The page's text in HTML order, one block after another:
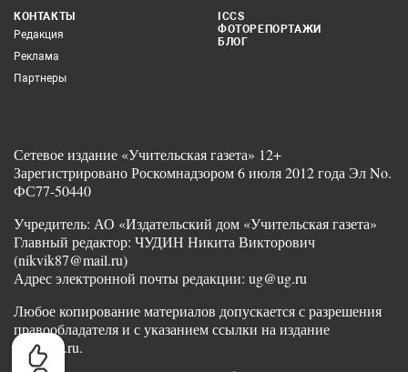
КОНТАКТЫ
Редакция
Реклама
Партнеры
ICCS
ФОТОРЕПОРТАЖИ
БЛОГ
Сетевое издание «Учительская газета» 12+
Зарегистрировано Роскомнадзором 6 июля 2012 года Эл No.
ФС77-50440
Учредитель: АО «Издательский дом «Учительская газета»
Главный редактор: ЧУДИН Никита Викторович
(nikvik87@mail.ru)
Адрес электронной почты редакции: ug@ug.ru
Любое копирование материалов допускается с разрешения
правообладателя и с указанием ссылки на издание
www.ug.ru.